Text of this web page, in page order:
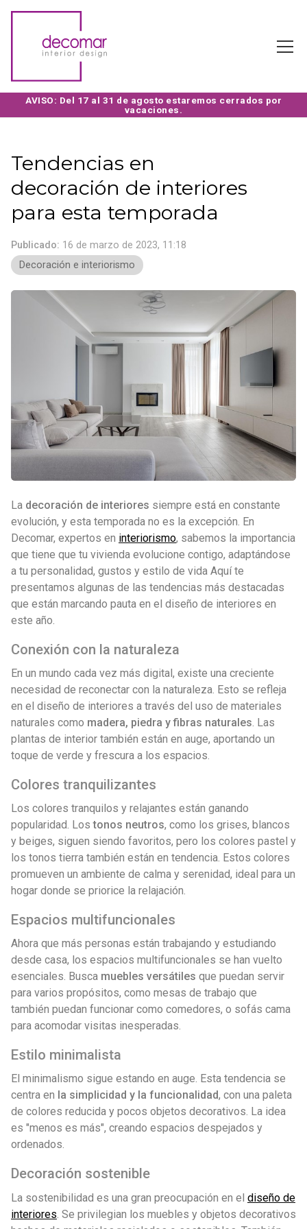
Tendencias en
decoración de interiores
para esta temporada
Publicado: 16 de marzo de 2023, 11:18
Decoración e interiorismo
La decoración de interiores siempre está en constante
evolución, y esta temporada no es la excepción. En
Decomar, expertos en interiorismo, sabemos la importancia
que tiene que tu vivienda evolucione contigo, adaptándose
a tu personalidad, gustos y estilo de vida Aquí te
presentamos algunas de las tendencias más destacadas
que están marcando pauta en el diseño de interiores en
este año.
Conexión con la naturaleza
En un mundo cada vez más digital, existe una creciente
necesidad de reconectar con la naturaleza. Esto se refleja
en el diseño de interiores a través del uso de materiales
naturales como madera, piedra y fibras naturales. Las
plantas de interior también están en auge, aportando un
toque de verde y frescura a los espacios.
Colores tranquilizantes
Los colores tranquilos y relajantes están ganando
popularidad. Lostonos neutros, como los grises, blancos
y beiges, siguen siendo favoritos, pero los colores pastel y
los tonos tierra también están en tendencia. Estos colores
promueven un ambiente de calma y serenidad, ideal para un
hogar donde se priorice la relajación.
Espacios multifuncionales
Ahora que más personas están trabajando y estudiando
desde casa, los espacios multifuncionales se han vuelto
esenciales. Busca muebles versátiles que puedan servir
para varios propósitos, como mesas de trabajo que
también puedan funcionar como comedores, o sofás cama
para acomodar visitas inesperadas.
Estilo minimalista
El minimalismo sigue estando en auge. Esta tendencia se
centra en la simplicidad y la funcionalidad, con una paleta
de colores reducida y pocos objetos decorativos. La idea
es "menos es más", creando espacios despejados y
ordenados.
Decoración sostenible
La sostenibilidad es una gran preocupación en el diseño de
interiores . Se privilegian los muebles y objetos decorativos